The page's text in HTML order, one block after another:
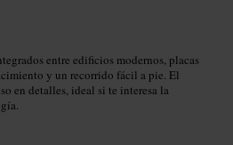
entre edificios modernos, placas
y un recorrido fácil a pie. El
en detalles, ideal si te interesa la